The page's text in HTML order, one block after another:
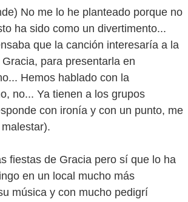
No me lo he planteado porque no
ha sido como un divertimento...
que la canción interesaría a la
para presentarla en
Hemos hablado con la
no... Ya tienen a los grupos
con ironía y con un punto, me
fiestas de Gracia pero sí que lo ha
en un local mucho más
música y con mucho pedigrí